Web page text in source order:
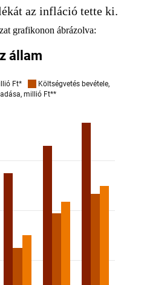
az infláció tette ki.
grafikonon ábrázolva: